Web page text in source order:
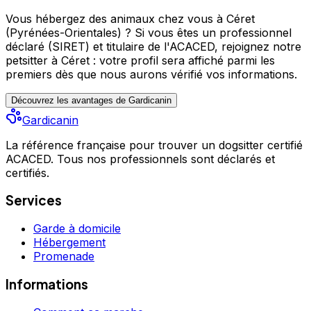
Vous hébergez des animaux chez vous à Céret
(Pyrénées-Orientales) ? Si vous êtes un professionnel
déclaré (SIRET) et titulaire de l'ACACED, rejoignez notre
petsitter à Céret : votre profil sera affiché parmi les
premiers dès que nous aurons vérifié vos informations.
Découvrez les avantages de Gardicanin
Gardicanin
La référence française pour trouver un dogsitter certifié
ACACED. Tous nos professionnels sont déclarés et
certifiés.
Services
Garde à domicile
Hébergement
Promenade
Informations